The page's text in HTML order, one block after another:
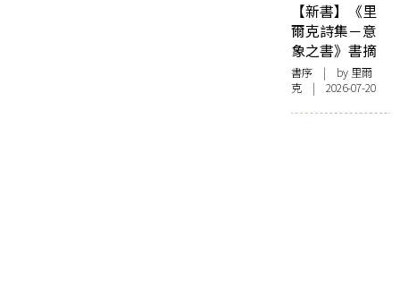
【新書】《里
爾克詩集－意
象之書》書摘
書序 | by 里爾
克 | 2026-07-20